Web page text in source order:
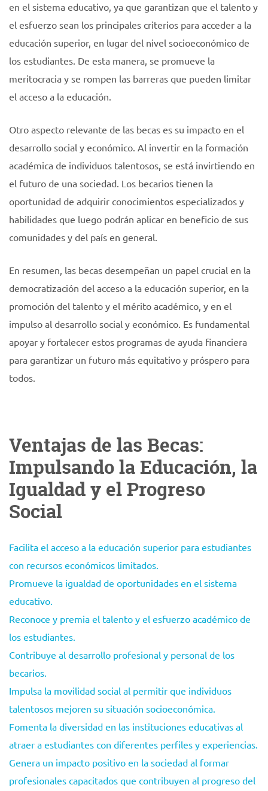
en el sistema educativo, ya que garantizan que el talento y
el esfuerzo sean los principales criterios para acceder a la
educación superior, en lugar del nivel socioeconómico de
los estudiantes. De esta manera, se promueve la
meritocracia y se rompen las barreras que pueden limitar
el acceso a la educación.
Otro aspecto relevante de las becas es su impacto en el
desarrollo social y económico. Al invertir en la formación
académica de individuos talentosos, se está invirtiendo en
el futuro de una sociedad. Los becarios tienen la
oportunidad de adquirir conocimientos especializados y
habilidades que luego podrán aplicar en beneficio de sus
comunidades y del país en general.
En resumen, las becas desempeñan un papel crucial en la
democratización del acceso a la educación superior, en la
promoción del talento y el mérito académico, y en el
impulso al desarrollo social y económico. Es fundamental
apoyar y fortalecer estos programas de ayuda financiera
para garantizar un futuro más equitativo y próspero para
todos.
Ventajas de las Becas:
Impulsando la Educación, la
Igualdad y el Progreso
Social
Facilita el acceso a la educación superior para estudiantes
con recursos económicos limitados.
Promueve la igualdad de oportunidades en el sistema
educativo.
Reconoce y premia el talento y el esfuerzo académico de
los estudiantes.
Contribuye al desarrollo profesional y personal de los
becarios.
Impulsa la movilidad social al permitir que individuos
talentosos mejoren su situación socioeconómica.
Fomenta la diversidad en las instituciones educativas al
atraer a estudiantes con diferentes perfiles y experiencias.
Genera un impacto positivo en la sociedad al formar
profesionales capacitados que contribuyen al progreso del